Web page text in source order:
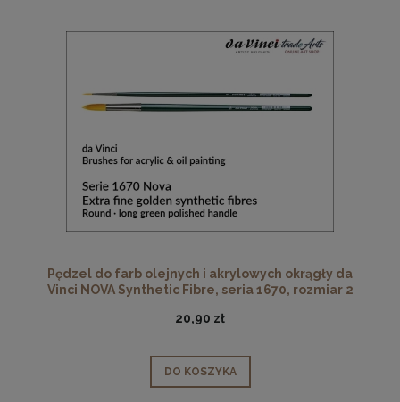
Pędzel do farb olejnych i akrylowych okrągły da
Vinci NOVA Synthetic Fibre, seria 1670, rozmiar 2
20,90 zł
DO KOSZYKA